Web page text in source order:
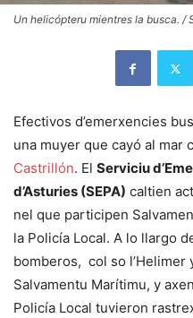
Un helicópteru mientres la busca. /
Efectivos d’emerxencies
una muyer que cayó al mar
Castrillón. El Serviciu
d’Asturies (SEPA) caltien
nel que participen
la Policía Local. A lo llargo
bomberos, col so l’Helimer
Salvamentu Marítimu, y
Policía Local tuvieron